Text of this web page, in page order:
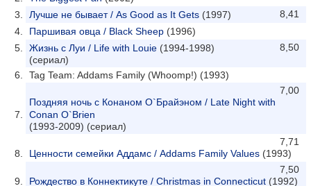
8,41
Лучше не бывает / As Good as It Gets (1997)
Паршивая овца / Black Sheep (1996)
8,50
Жизнь с Луи / Life with Louie (1994-1998)
(сериал)
Tag Team: Addams Family (Whoomp!) (1993)
7,00
Поздняя ночь с Конаном О`Брайэном / Late Night with
Conan O`Brien
(1993-2009) (сериал)
7,71
Ценности семейки Аддамс / Addams Family Values (1993)
7,50
Рождество в Коннектикуте / Christmas in Connecticut (1992)